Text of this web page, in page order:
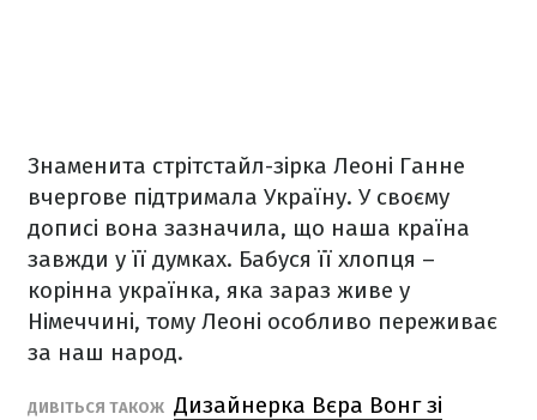
Знаменита стрітстайл-зірка Леоні Ганне
вчергове підтримала Україну. У своєму
дописі вона зазначила, що наша країна
завжди у її думках. Бабуся її хлопця –
корінна українка, яка зараз живе у
Німеччині, тому Леоні особливо переживає
за наш народ.
ДИВІТЬСЯ ТАКОЖ Дизайнерка Вєра Вонг зі